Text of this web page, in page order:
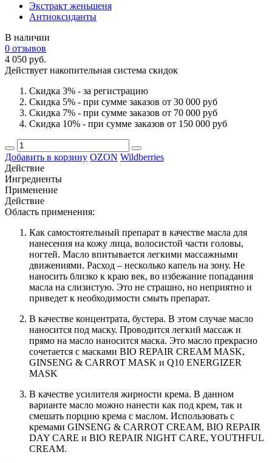
Экстракт женьшеня
Антиоксиданты
В наличии
0 отзывов
4 050 руб.
Действует накопительная система скидок
Скидка 3% - за регистрацию
Скидка 5% - при сумме заказов от 30 000 руб
Скидка 7% - при сумме заказов от 70 000 руб
Скидка 10% - при сумме заказов от 150 000 руб
Добавить в корзину OZON Wildberries
Действие
Ингредиенты
Применение
Действие
Область применения:
Как самостоятельный препарат в качестве масла для
нанесения на кожу лица, волосистой части головы,
ногтей. Масло впитывается легкими массажными
движениями. Расход – несколько капель на зону. Не
наносить близко к краю век, во избежание попадания
масла на слизистую. Это не страшно, но неприятно и
приведет к необходимости смыть препарат.
В качестве концентрата, бустера. В этом случае масло
наносится под маску. Проводится легкий массаж и
прямо на масло наносится маска. Это масло прекрасно
сочетается с масками BIO REPAIR CREAM MASK,
GINSENG & CARROT MASK и Q10 ENERGIZER
MASK
В качестве усилителя жирности крема. В данном
варианте масло можно нанести как под крем, так и
смешать порцию крема с маслом. Использовать с
кремами GINSENG & CARROT CREAM, BIO REPAIR
DAY CARE и BIO REPAIR NIGHT CARE, YOUTHFUL
CREAM.